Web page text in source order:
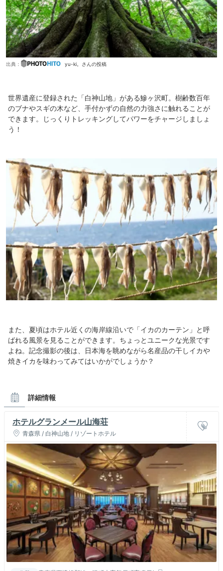
出典： yu-ki。さんの投稿
世界遺産に登録された「白神山地」がある鰺ヶ沢町。樹齢数百年
のブナやスギの木など、手付かずの自然の力強さに触れることが
できます。じっくりトレッキングしてパワーをチャージしましょ
う！
また、夏頃はホテル近くの海岸線沿いで「イカのカーテン」と呼
ばれる風景を見ることができます。ちょっとユニークな光景です
よね。記念撮影の後は、日本海を眺めながら名産品の干しイカや
焼きイカを味わってみてはいかがでしょうか？
詳細情報
ホテルグランメール山海荘
青森県 / 白神山地 / リゾートホテル